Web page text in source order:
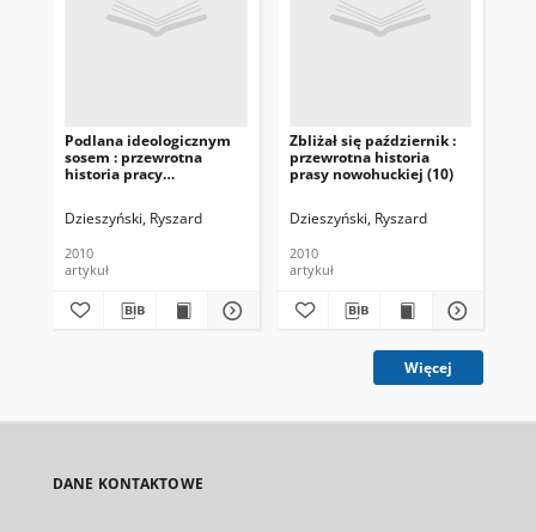
Podlana ideologicznym
sosem : przewrotna
historia pracy
Dzieszyński, Ryszard
2010
artykuł
Zbliżał się październik :
przewrotna historia
prasy nowohuckiej (10)
Dzieszyński, Ryszard
2010
artykuł
Więcej
DANE KONTAKTOWE